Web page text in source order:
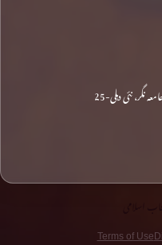
Terms of Use